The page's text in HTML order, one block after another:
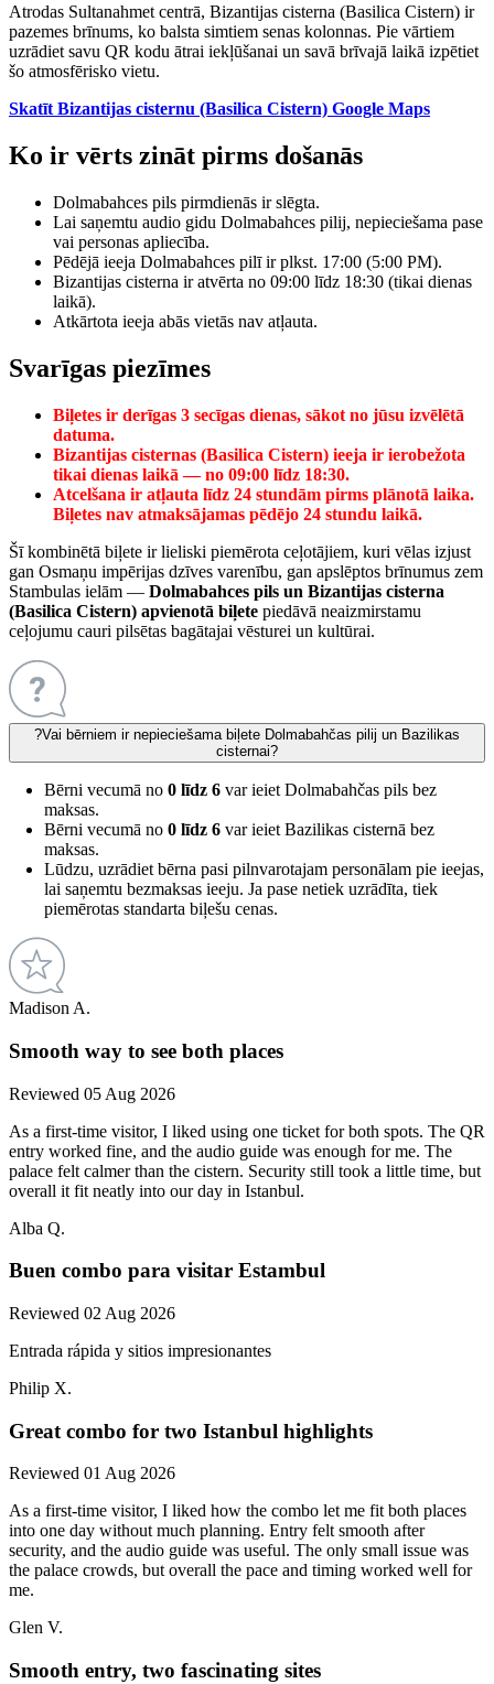
Atrodas Sultanahmet centrā, Bizantijas cisterna (Basilica Cistern) ir
pazemes brīnums, ko balsta simtiem senas kolonnas. Pie vārtiem
uzrādiet savu QR kodu ātrai iekļūšanai un savā brīvajā laikā izpētiet
šo atmosfērisko vietu.
Skatīt Bizantijas cisternu (Basilica Cistern) Google Maps
Ko ir vērts zināt pirms došanās
Dolmabahces pils pirmdienās ir slēgta.
Lai saņemtu audio gidu Dolmabahces pilij, nepieciešama pase
vai personas apliecība.
Pēdējā ieeja Dolmabahces pilī ir plkst. 17:00 (5:00 PM).
Bizantijas cisterna ir atvērta no 09:00 līdz 18:30 (tikai dienas
laikā).
Atkārtota ieeja abās vietās nav atļauta.
Svarīgas piezīmes
Biļetes ir derīgas 3 secīgas dienas, sākot no jūsu izvēlētā
datuma.
Bizantijas cisternas (Basilica Cistern) ieeja ir ierobežota
tikai dienas laikā — no 09:00 līdz 18:30.
Atcelšana ir atļauta līdz 24 stundām pirms plānotā laika.
Biļetes nav atmaksājamas pēdējo 24 stundu laikā.
Šī kombinētā biļete ir lieliski piemērota ceļotājiem, kuri vēlas izjust
gan Osmaņu impērijas dzīves varenību, gan apslēptos brīnumus zem
Stambulas ielām — Dolmabahces pils un Bizantijas cisterna
(Basilica Cistern) apvienotā biļete piedāvā neaizmirstamu
ceļojumu cauri pilsētas bagātajai vēsturei un kultūrai.
?Vai bērniem ir nepieciešama biļete Dolmabahčas pilij un Bazilikas
cisternai?
Bērni vecumā no 0 līdz 6 var ieiet Dolmabahčas pils bez
maksas.
Bērni vecumā no 0 līdz 6 var ieiet Bazilikas cisternā bez
maksas.
Lūdzu, uzrādiet bērna pasi pilnvarotajam personālam pie ieejas,
lai saņemtu bezmaksas ieeju. Ja pase netiek uzrādīta, tiek
piemērotas standarta biļešu cenas.
Madison A.
Smooth way to see both places
Reviewed 05 Aug 2026
As a first-time visitor, I liked using one ticket for both spots. The QR
entry worked fine, and the audio guide was enough for me. The
palace felt calmer than the cistern. Security still took a little time, but
overall it fit neatly into our day in Istanbul.
Alba Q.
Buen combo para visitar Estambul
Reviewed 02 Aug 2026
Entrada rápida y sitios impresionantes
Philip X.
Great combo for two Istanbul highlights
Reviewed 01 Aug 2026
As a first-time visitor, I liked how the combo let me fit both places
into one day without much planning. Entry felt smooth after
security, and the audio guide was useful. The only small issue was
the palace crowds, but overall the pace and timing worked well for
me.
Glen V.
Smooth entry, two fascinating sites